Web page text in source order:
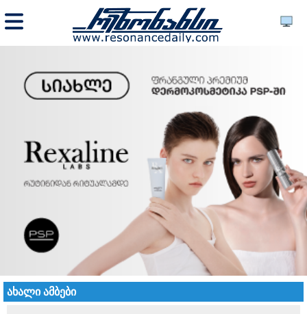
ახალი ამბები